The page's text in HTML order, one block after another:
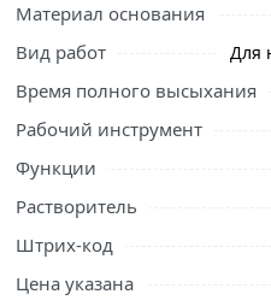
Лакокрасочное покрытие
пресной воды, моющих
устойчиво к изменению
плюс 60 °C.
Предназначена для
различными эмалями. Чаще
окрашивания
Материал основания
Вид работ Для
Время полного высыхания
Рабочий инструмент
Функции
Растворитель
Штрих-код
Цена указана